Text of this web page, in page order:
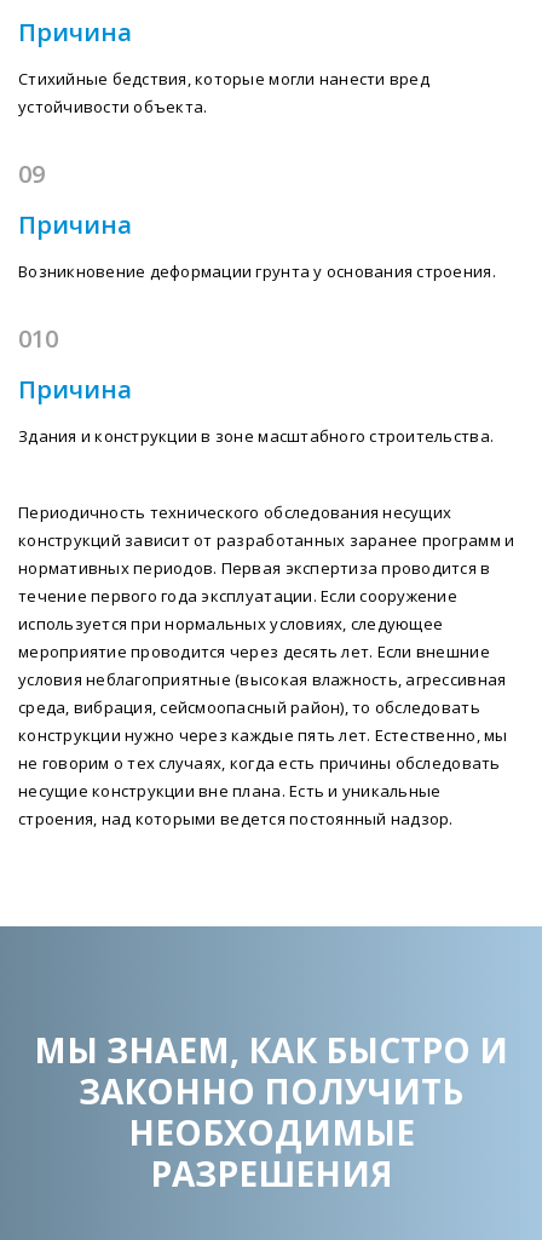
Причина
Стихийные бедствия, которые могли нанести вред
устойчивости объекта.
09
Причина
Возникновение деформации грунта у основания строения.
010
Причина
Здания и конструкции в зоне масштабного строительства.
Периодичность технического обследования несущих
конструкций зависит от разработанных заранее программ и
нормативных периодов. Первая экспертиза проводится в
течение первого года эксплуатации. Если сооружение
используется при нормальных условиях, следующее
мероприятие проводится через десять лет. Если внешние
условия неблагоприятные (высокая влажность, агрессивная
среда, вибрация, сейсмоопасный район), то обследовать
конструкции нужно через каждые пять лет. Естественно, мы
не говорим о тех случаях, когда есть причины обследовать
несущие конструкции вне плана. Есть и уникальные
строения, над которыми ведется постоянный надзор.
МЫ ЗНАЕМ, КАК БЫСТРО И
ЗАКОННО ПОЛУЧИТЬ
НЕОБХОДИМЫЕ
РАЗРЕШЕНИЯ